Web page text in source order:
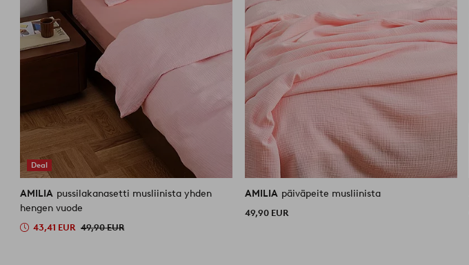
Deal
AMILIA pussilakanasetti musliinista yhden
hengen vuode
43,41 EUR 49,90 EUR
AMILIA päiväpeite musliinista
49,90 EUR